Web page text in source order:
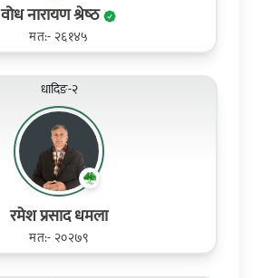
वोध नारायण श्रेष्‍ठ
मत:- २६१४५
धादिङ-२
रमेश प्रसाद धमला
मत:- २०२७९